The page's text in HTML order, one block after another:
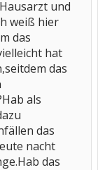
und
weiß hier
das
hat
das
als
das
nacht
das